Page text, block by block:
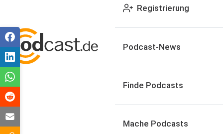
Registrierung
Podcast-News
Finde Podcasts
Mache Podcasts